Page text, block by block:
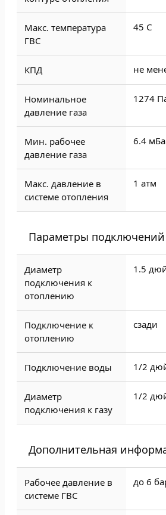
Макс. температура
ГВС
45 C
КПД не
Номинальное
давление газа
1274
Мин. рабочее
давление газа
6.4
Макс. давление в
системе отопления
1 атм
Параметры подключений
Диаметр
подключения к
отоплению
1.5
Подключение к
отоплению
сзади
Подключение воды 1/2
Диаметр
подключения к газу
1/2
Дополнительная
Рабочее давление в
системе ГВС
до 6